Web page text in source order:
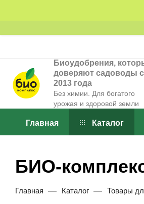
Биоудобрения,
доверяют садоводы с
2013 года
Без химии. Для богатого
урожая и здоровой земли
Главная Каталог
БИО-
Главная — Каталог — Товары